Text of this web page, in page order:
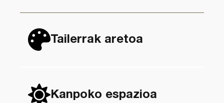
Tailerrak aretoa
Kanpoko espazioa